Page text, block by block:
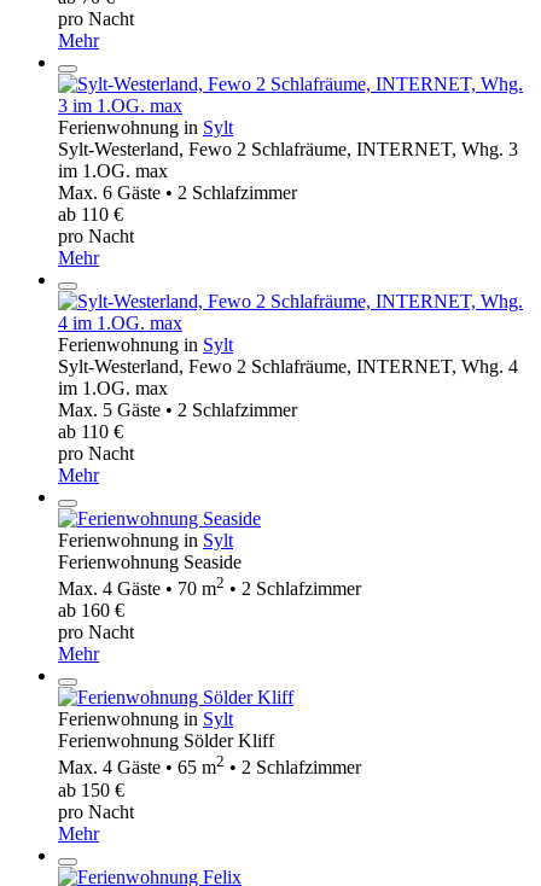
pro Nacht
Mehr
Ferienwohnung in Sylt
Sylt-Westerland, Fewo 2 Schlafräume, INTERNET, Whg. 3
im 1.OG. max
Max. 6 Gäste • 2 Schlafzimmer
ab 110 €
pro Nacht
Mehr
Ferienwohnung in Sylt
Sylt-Westerland, Fewo 2 Schlafräume, INTERNET, Whg. 4
im 1.OG. max
Max. 5 Gäste • 2 Schlafzimmer
ab 110 €
pro Nacht
Mehr
Ferienwohnung in Sylt
Ferienwohnung Seaside
Max. 4 Gäste • 70 m2 • 2 Schlafzimmer
ab 160 €
pro Nacht
Mehr
Ferienwohnung in Sylt
Ferienwohnung Sölder Kliff
Max. 4 Gäste • 65 m2 • 2 Schlafzimmer
ab 150 €
pro Nacht
Mehr